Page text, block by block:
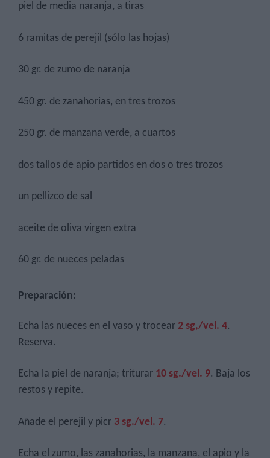
piel de media naranja, a tiras
6 ramitas de perejil (sólo las hojas)
30 gr. de zumo de naranja
450 gr. de zanahorias, en tres trozos
250 gr. de manzana verde, a cuartos
dos tallos de apio partidos en dos o tres trozos
un pellizco de sal
aceite de oliva virgen extra
60 gr. de nueces peladas
Preparación:
Echa las nueces en el vaso y trocear 2 sg,/vel. 4.
Reserva.
Echa la piel de naranja; triturar 10 sg./vel. 9. Baja los
restos y repite.
Añade el perejil y picr 3 sg./vel. 7.
Echa el zumo, las zanahorias, la manzana, el apio y la